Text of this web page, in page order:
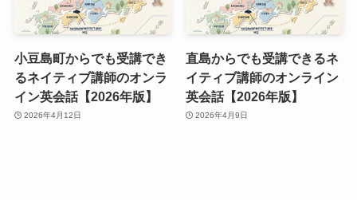
小豆島町からでも受講でき
るネイティブ講師のオンラ
イン英会話【2026年版】
2026年4月12日
直島からでも受講できるネ
イティブ講師のオンライン
英会話【2026年版】
2026年4月9日